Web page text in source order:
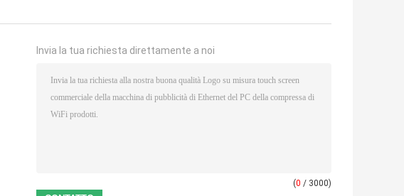
Invia la tua richiesta direttamente a noi
(0 / 3000)